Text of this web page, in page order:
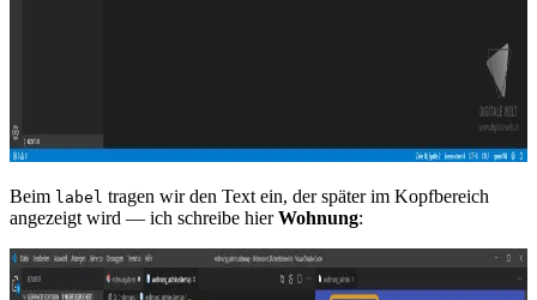
Beim label tragen wir den Text ein, der später im Kopfbereich
angezeigt wird — ich schreibe hierWohnung: